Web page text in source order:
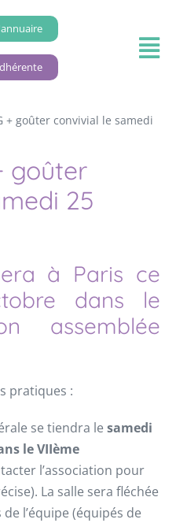
+ goûter convivial le samedi
goûter
25
à Paris ce
dans le
assemblée
pratiques :
se tiendra le samedi
le VIIème
l’association pour
La salle sera fléchée
l’équipe (équipés de